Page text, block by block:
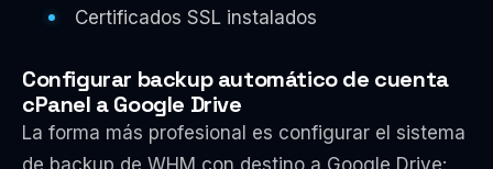
Certificados SSL instalados
Configurar backup automático de cuenta
cPanel a Google Drive
La forma más profesional es configurar el sistema